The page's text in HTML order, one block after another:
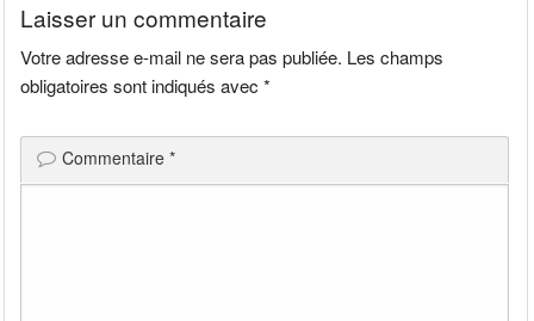
Laisser un commentaire
Votre adresse e-mail ne sera pas publiée. Les champs
obligatoires sont indiqués avec*
Commentaire*